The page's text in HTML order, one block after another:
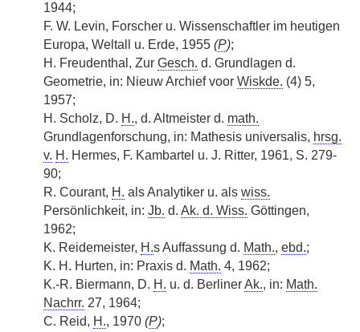
1944;
F. W. Levin, Forscher u. Wissenschaftler im heutigen
Europa, Weltall u. Erde, 1955 (P);
H. Freudenthal, Zur Gesch. d. Grundlagen d.
Geometrie, in: Nieuw Archief voor Wiskde. (4) 5,
1957;
H. Scholz, D. H., d. Altmeister d. math.
Grundlagenforschung, in: Mathesis universalis, hrsg.
v. H. Hermes, F. Kambartel u. J. Ritter, 1961, S. 279-
90;
R. Courant, H. als Analytiker u. als wiss.
Persönlichkeit, in: Jb. d. Ak. d. Wiss. Göttingen,
1962;
K. Reidemeister, H.s Auffassung d. Math., ebd.;
K. H. Hurten, in: Praxis d. Math. 4, 1962;
K.-R. Biermann, D. H. u. d. BerlinerAk., in: Math.
Nachrr. 27, 1964;
C. Reid, H., 1970 (P);